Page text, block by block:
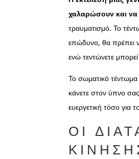
χαλαρώσουν και να
τραυματισμό. Το
επώδυνο, θα πρέπει
ενώ τεντώνετε
Το σωματικό τέντωμα
κάνετε στον ύπνο
ευεργετική τόσο για
ΟΙ